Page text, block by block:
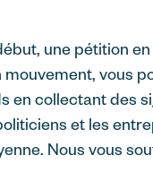
une pétition
mouvement, vous
en collectant des
et les
Nous vous